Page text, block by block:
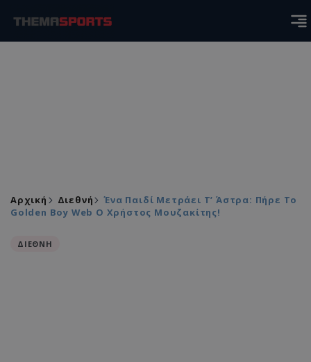
Αρχική Διεθνή
Ένα Παιδί Μετράει Τ’ Άστρα: Πήρε Το
Golden Boy Web Ο Χρήστος Μουζακίτης!
ΔΙΕΘΝΗ